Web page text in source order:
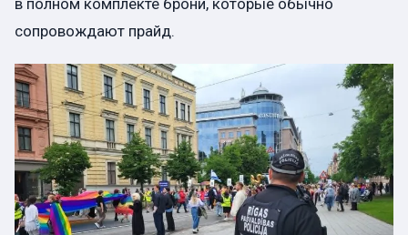
сопровождают прайд.